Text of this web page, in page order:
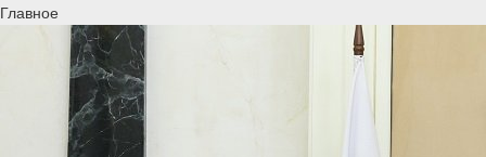
Главное